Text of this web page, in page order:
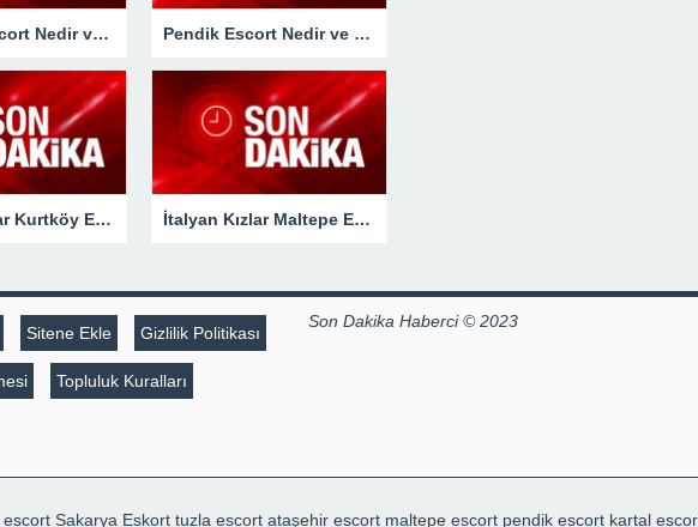
Ataşehir Escort Nedir ve Hizmetleri Nelerdir? Pendik Escort Nedir ve Hizmetleri Nelerdir?
İtalyan Kızlar Kurtköy Escort Bayan Sitesi İtalyan Kızlar Maltepe Escort Bayan Sitesi
Sitene Ekle Gizlilik Politikası
Topluluk Kuralları
Son Dakika Haberci © 2023
escort Sakarya Eskort tuzla escort ataşehir escort maltepe escort pendik escort kartal